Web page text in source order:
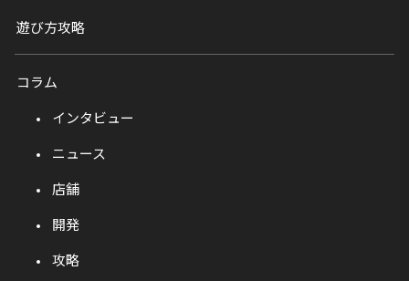
遊び方攻略
コラム
インタビュー
ニュース
店舗
開発
攻略